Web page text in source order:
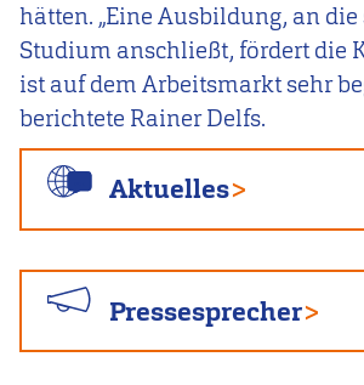
hätten. „Eine Ausbildung, an
Studium anschließt, fördert die
ist auf dem Arbeitsmarkt sehr
berichtete Rainer Delfs.
Aktuelles
Pressesprecher